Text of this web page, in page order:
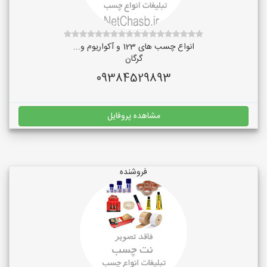
انواع چسب های 123 و آکواریوم و...
گرگان
09384529893
مشاهده پروفایل
فروشنده